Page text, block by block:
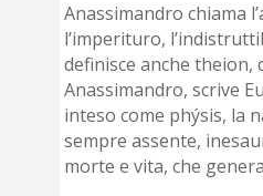
Anassimandro chiama
l’imperituro,
definisce anche theion,
Anassimandro, scrive
inteso come phýsis, la
sempre assente,
morte e vita, che